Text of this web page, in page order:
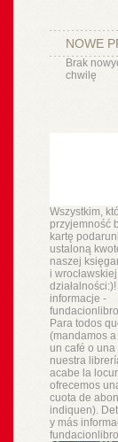
NOWE
Brak
chwilę
Wszystkim,
przyjemność
kartę
ustaloną
naszej
i
informacje -
Para todos
(mandamos
un café o una
nuestra
acabe la
ofrecemos
cuota de
indiquen).
y más